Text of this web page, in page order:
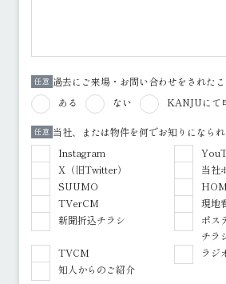
任意 過去にご来場・お問い合わせをされた
ある
ない KANJUにて
任意 当社、または物件を何でお知りになられ
Instagram
X（旧Twitter）
当社
SUUMO
TVerCM
現地
新聞折込チラシ
ポス
チラ
TVCM
ラジ
知人からのご紹介